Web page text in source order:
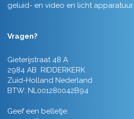
geluid- en video en licht apparatuur.
Vragen?
Gieterijstraat 48 A
2984 AB RIDDERKERK
Zuid-Holland Nederland
BTW: NL001280042B94
Geef een belletje: